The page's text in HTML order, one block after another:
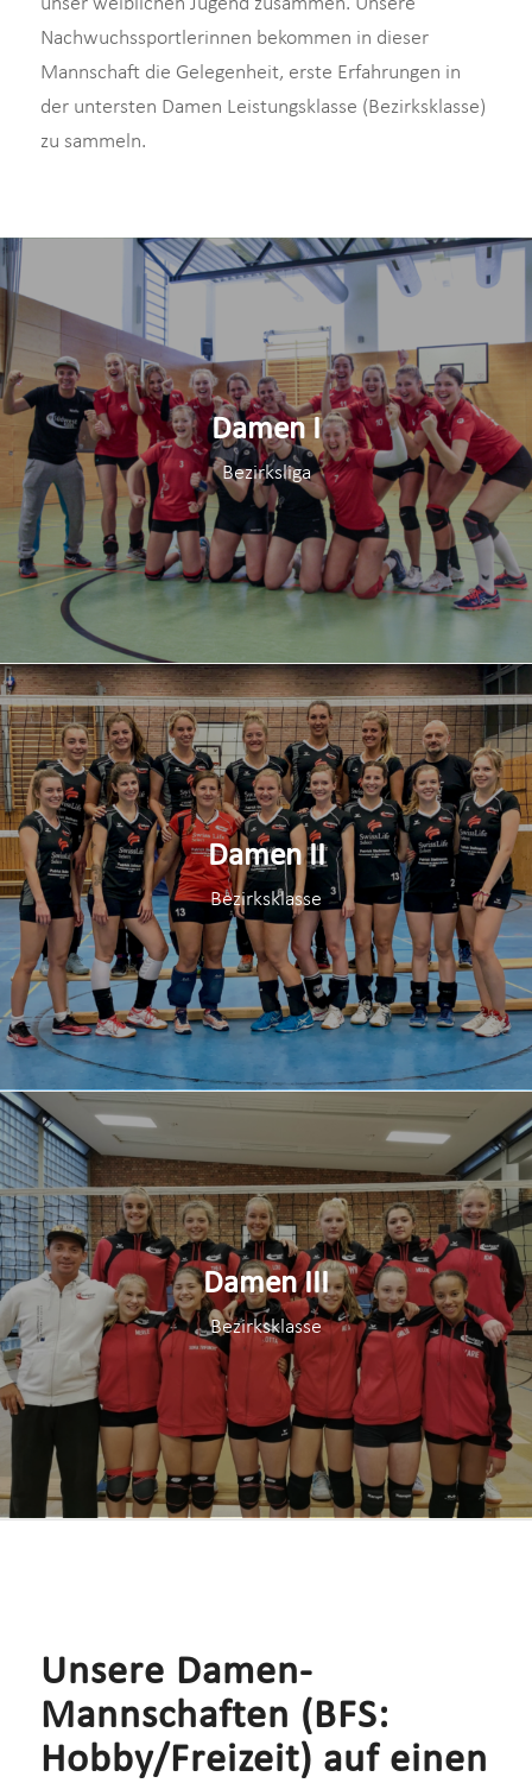
unser weiblichen Jugend zusammen. Unsere
Nachwuchssportlerinnen bekommen in dieser
Mannschaft die Gelegenheit, erste Erfahrungen in
der untersten Damen Leistungsklasse (Bezirksklasse)
zu sammeln.
Damen I
Bezirksliga
Damen II
Bezirksklasse
Damen III
Bezirksklasse
Unsere Damen-
Mannschaften (BFS:
Hobby/Freizeit) auf einen